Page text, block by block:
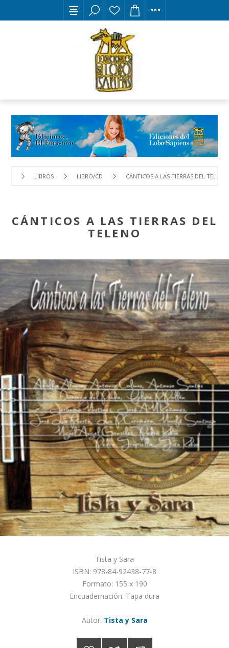
LIBROS LIBRO/CD CÁNTICOS A LAS TIERRAS DEL TELENO
CÁNTICOS A LAS TIERRAS DEL
TELENO
Tista y Sara
ISBN: 978-84-92438-77-8
Formato: 155 x 190
Encuadernación: Tapa dura
Autor: Tista y Sara